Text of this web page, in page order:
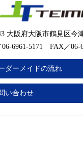
大阪府大阪市鶴見区今
6961-5171 FAX／06-
ダーメイドの流れ
い合わせ